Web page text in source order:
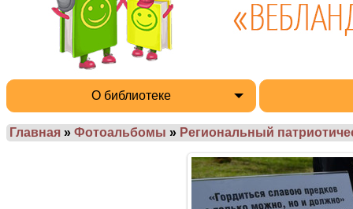
О библиотеке
Главная » Фотоальбомы » Региональный